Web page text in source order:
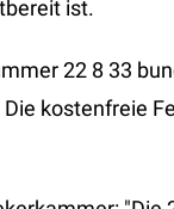
ist.
22 8 33
kostenfreie